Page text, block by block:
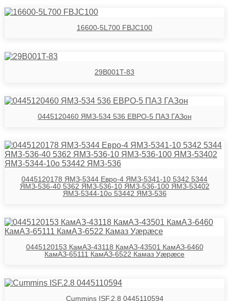
16600-5L700 FBJC100
29B001T-83
0445120460 ЯМЗ-534 536 ЕВРО-5 ПАЗ ГАЗон
0445120178 ЯМЗ-5344 Евро-4 ЯМЗ-5341-10 5342 5344
ЯМЗ-536-40 5362 ЯМЗ-536-10 ЯМЗ-536-100 ЯМЗ-53402
ЯМЗ-5344-10о 53442 ЯМЗ-536
0445120153 КамАЗ-43118 КамАЗ-43501 КамАЗ-6460
КамАЗ-65111 КамАЗ-6522 Камаз Уӕрӕсе
Cummins ISF.2.8 0445110594